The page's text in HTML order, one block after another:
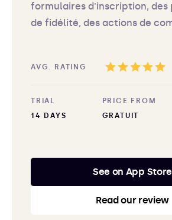
formulaires d'inscription, des
de fidélité, des actions de
AVG. RATING
TRIAL
14 DAYS
PRICE FROM
GRATUIT
See on App Store
Read our review